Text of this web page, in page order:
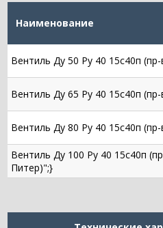
Наименование
Вентиль Ду 50 Ру 40 15с40п
Вентиль Ду 65 Ру 40 15с40п
Вентиль Ду 80 Ру 40 15с40п
Вентиль Ду 100 Ру 40 15с40п
Питер)";}